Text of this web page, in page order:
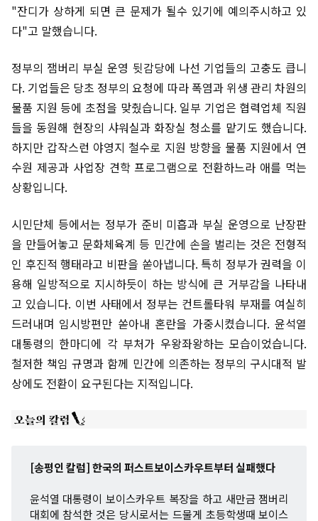
"잔디가 상하게 되면 큰 문제가 될수 있기에 예의주시하고 있
다"고 말했습니다.
정부의 잼버리 부실 운영 뒷감당에 나선 기업들의 고충도 큽니
다. 기업들은 당초 정부의 요청에 따라 폭염과 위생 관리 차원의
물품 지원 등에 초점을 맞췄습니다. 일부 기업은 협력업체 직원
들을 동원해 현장의 샤워실과 화장실 청소를 맡기도 했습니다.
하지만 갑작스런 야영지 철수로 지원 방향을 물품 지원에서 연
수원 제공과 사업장 견학 프로그램으로 전환하느라 애를 먹는
상황입니다.
시민단체 등에서는 정부가 준비 미흡과 부실 운영으로 난장판
을 만들어놓고 문화체육계 등 민간에 손을 벌리는 것은 전형적
인 후진적 행태라고 비판을 쏟아냅니다. 특히 정부가 권력을 이
용해 일방적으로 지시하듯이 하는 방식에 큰 거부감을 나타내
고 있습니다. 이번 사태에서 정부는 컨트롤타워 부재를 여실히
드러내며 임시방편만 쏟아내 혼란을 가중시켰습니다. 윤석열
대통령의 한마디에 각 부처가 우왕좌왕하는 모습이었습니다.
철저한 책임 규명과 함께 민간에 의존하는 정부의 구시대적 발
상에도 전환이 요구된다는 지적입니다.
[송평인 칼럼] 한국의 퍼스트보이스카우트부터 실패했다
윤석열 대통령이 보이스카우트 복장을 하고 새만금 잼버리
대회에 참석한 것은 당시로서는 드물게 초등학생때 보이스